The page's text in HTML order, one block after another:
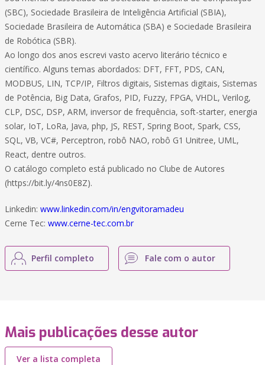
(SBC), Sociedade Brasileira de Inteligência Artificial (SBIA),
Sociedade Brasileira de Automática (SBA) e Sociedade Brasileira
de Robótica (SBR).
Ao longo dos anos escrevi vasto acervo literário técnico e
científico. Alguns temas abordados: DFT, FFT, PDS, CAN,
MODBUS, LIN, TCP/IP, Filtros digitais, Sistemas digitais, Sistemas
de Potência, Big Data, Grafos, PID, Fuzzy, FPGA, VHDL, Verilog,
CLP, DSC, DSP, ARM, inversor de frequência, soft-starter, energia
solar, IoT, LoRa, Java, php, JS, REST, Spring Boot, Spark, CSS,
SQL, VB, VC#, Perceptron, robô NAO, robô G1 Unitree, UML,
React, dentre outros.
O catálogo completo está publicado no Clube de Autores
(https://bit.ly/4ns0E8Z).
Linkedin: www.linkedin.com/in/engvitoramadeu
Cerne Tec: www.cerne-tec.com.br
Perfil completo Fale com o autor
Mais publicações desse autor
Ver a lista completa